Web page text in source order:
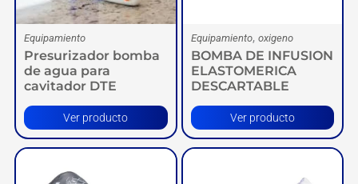
Equipamiento
Presurizador bomba
de agua para
cavitador DTE
Ver producto
Equipamiento, oxigeno
BOMBA DE INFUSION
ELASTOMERICA
DESCARTABLE
Ver producto